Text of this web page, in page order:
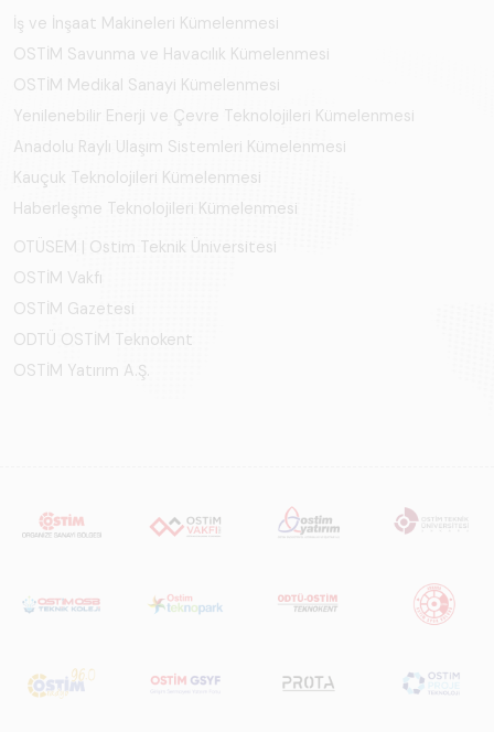
İş ve İnşaat Makineleri Kümelenmesi
OSTİM Savunma ve Havacılık Kümelenmesi
OSTİM Medikal Sanayi Kümelenmesi
Yenilenebilir Enerji ve Çevre Teknolojileri Kümelenmesi
Anadolu Raylı Ulaşım Sistemleri Kümelenmesi
Kauçuk Teknolojileri Kümelenmesi
Haberleşme Teknolojileri Kümelenmesi
OTÜSEM | Ostim Teknik Üniversitesi
OSTİM Vakfı
OSTİM Gazetesi
ODTÜ OSTİM Teknokent
OSTİM Yatırım A.Ş.